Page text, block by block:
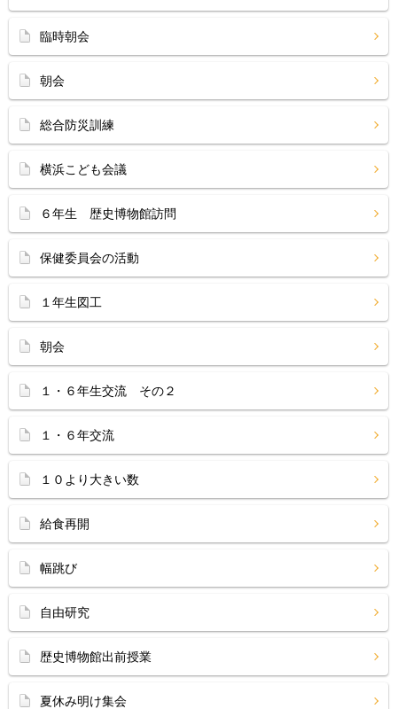
臨時朝会
朝会
総合防災訓練
横浜こども会議
６年生 歴史博物館訪問
保健委員会の活動
１年生図工
朝会
１・６年生交流 その２
１・６年交流
１０より大きい数
給食再開
幅跳び
自由研究
歴史博物館出前授業
夏休み明け集会